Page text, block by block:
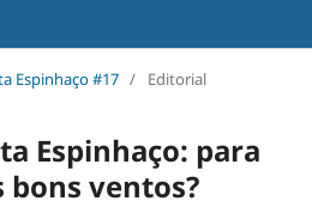
Espinhaço #17 / Editorial
Espinhaço: para
ventos?